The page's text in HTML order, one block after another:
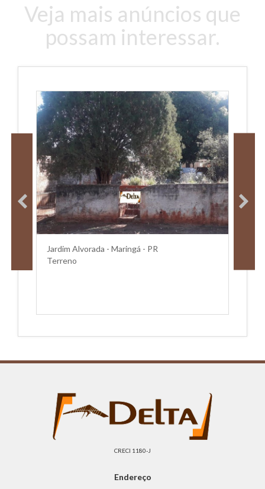
Veja mais anúncios que
possam interessar.
Jardim Alvorada - Maringá - PR
Terreno
CRECI 1180-J
Endereço